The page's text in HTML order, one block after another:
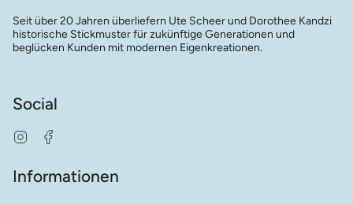
Seit über 20 Jahren überliefern Ute Scheer und Dorothee Kandzi
historische Stickmuster für zukünftige Generationen und
beglücken Kunden mit modernen Eigenkreationen.
Social
Instagram
Informationen